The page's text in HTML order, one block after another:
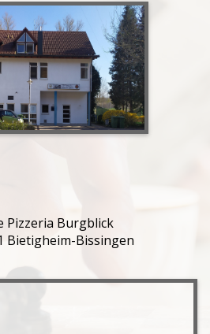
Berichte
Pizzeria Burgblick
Bietigheim-Bissingen